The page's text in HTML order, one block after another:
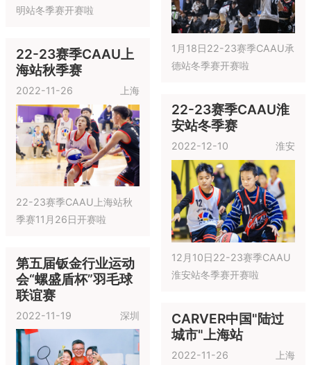
联赛·北京站·精英赛
东方启明星少儿联赛存在的
目的在于帮助和提高中国中
小学生的身体素质以及积极
向上的竞争意识，打造孩子
们人生的“第一战”，并且通过
这项赛事让学员们真正的“学
恩、学会合作”。
22-23赛季CAAU墨
为推动中国青少年篮球事业
启明星杯·2022-23赛季
ESBA全国篮球联赛·北京通
顺站·冬季赛 2月25日开赛啦
22-23赛季CAAU长
沙站（秋季赛）
2023-02-11 长沙